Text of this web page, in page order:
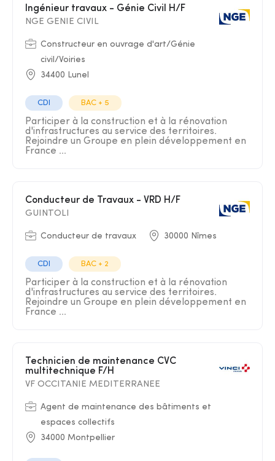
Ingénieur travaux - Génie Civil H/F
NGE GENIE CIVIL
Constructeur en ouvrage d'art/Génie
civil/Voiries
34400 Lunel
CDI BAC + 5
Participer à la construction et à la rénovation
d'infrastructures au service des territoires.
Rejoindre un Groupe en plein développement en
France ...
Conducteur de Travaux - VRD H/F
GUINTOLI
Conducteur de travaux 30000 Nîmes
CDI BAC + 2
Participer à la construction et à la rénovation
d'infrastructures au service des territoires.
Rejoindre un Groupe en plein développement en
France ...
multitechnique F/H
VF OCCITANIE MEDITERRANEE
Agent de maintenance des bâtiments et
espaces collectifs
34000 Montpellier